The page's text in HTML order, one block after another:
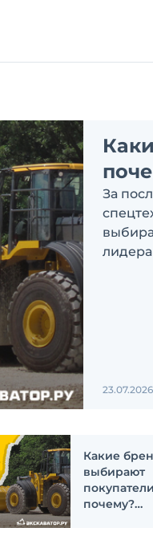
За
23.07.2026
Какие
выбирают
почему?